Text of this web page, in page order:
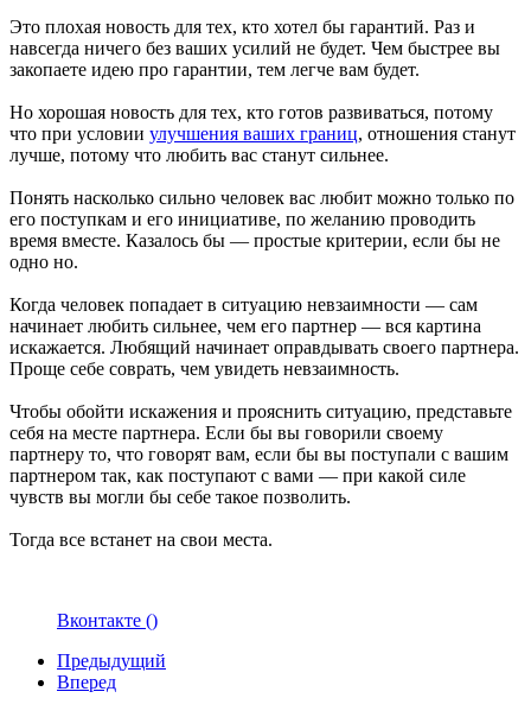
Это плохая новость для тех, кто хотел бы гарантий. Раз и
навсегда ничего без ваших усилий не будет. Чем быстрее вы
закопаете идею про гарантии, тем легче вам будет.
Но хорошая новость для тех, кто готов развиваться, потому
что при условии улучшения ваших границ, отношения станут
лучше, потому что любить вас станут сильнее.
Понять насколько сильно человек вас любит можно только по
его поступкам и его инициативе, по желанию проводить
время вместе. Казалось бы — простые критерии, если бы не
одно но.
Когда человек попадает в ситуацию невзаимности — сам
начинает любить сильнее, чем его партнер — вся картина
искажается. Любящий начинает оправдывать своего партнера.
Проще себе соврать, чем увидеть невзаимность.
Чтобы обойти искажения и прояснить ситуацию, представьте
себя на месте партнера. Если бы вы говорили своему
партнеру то, что говорят вам, если бы вы поступали с вашим
партнером так, как поступают с вами — при какой силе
чувств вы могли бы себе такое позволить.
Тогда все встанет на свои места.
Вконтакте ()
Предыдущий
Вперед